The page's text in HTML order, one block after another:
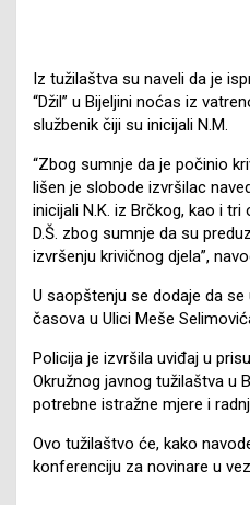
Iz tužilaštva su naveli da je
“Džil” u Bijeljini noćas iz
službenik čiji su inicijali N.M.
“Zbog sumnje da je počinio
lišen je slobode izvršilac
inicijali N.K. iz Brčkog, kao i tri
D.Š. zbog sumnje da su
izvršenju krivičnog djela”,
U saopštenju se dodaje da
časova u Ulici Meše
Policija je izvršila uviđaj u
Okružnog javnog tužilaštva u
potrebne istražne mjere i
Ovo tužilaštvo će, kako
konferenciju za novinare u